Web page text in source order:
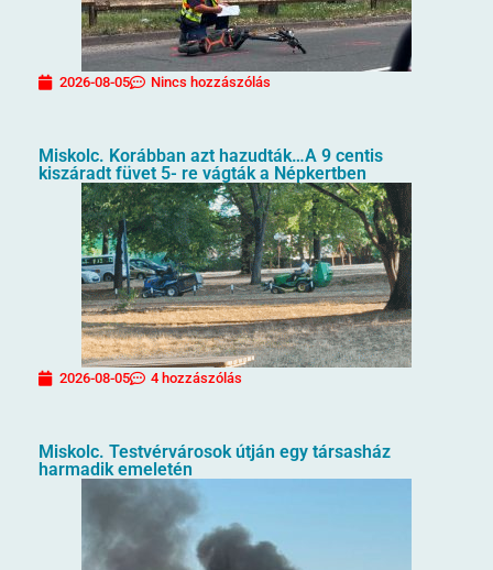
2026-08-05 Nincs hozzászólás
Miskolc. Korábban azt hazudták…A 9 centis
kiszáradt füvet 5- re vágták a Népkertben
2026-08-05 4 hozzászólás
Miskolc. Testvérvárosok útján egy társasház
harmadik emeletén